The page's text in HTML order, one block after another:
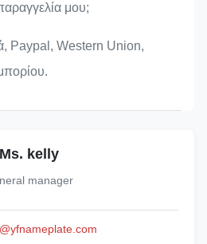
μου;
Paypal, Western Union,
Ms. kelly
manager